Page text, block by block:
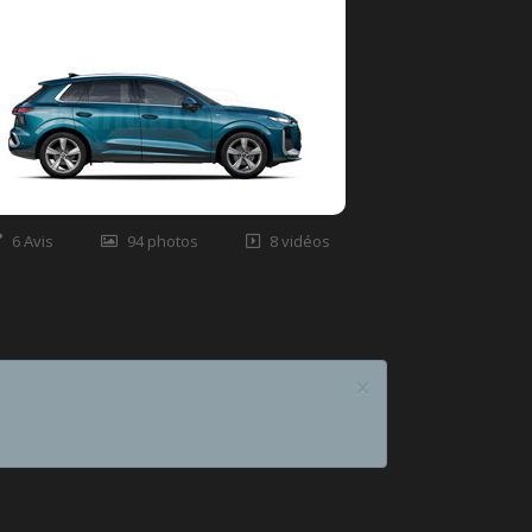
6 Avis 94 photos 8 vidéos
×